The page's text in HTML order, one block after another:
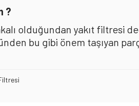
?
olduğundan yakıt filtresi
bu gibi önem taşıyan